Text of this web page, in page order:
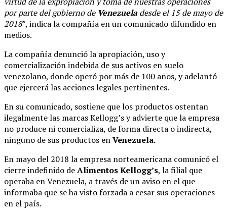
por parte del gobierno de Venezuela desde el 15 de mayo de
2018″, indica la compañía en un comunicado difundido en
medios.
La compañía denunció la apropiación, uso y
comercialización indebida de sus activos en suelo
venezolano, donde operó por más de 100 años, y adelantó
que ejercerá las acciones legales pertinentes.
En su comunicado, sostiene que los productos ostentan
ilegalmente las marcas Kellogg’s y advierte que la empresa
no produce ni comercializa, de forma directa o indirecta,
ninguno de sus productos enVenezuela.
En mayo del 2018 la empresa norteamericana comunicó el
cierre indefinido deAlimentos Kellogg’s, la filial que
operaba en Venezuela, a través de un aviso en el que
informaba que se ha visto forzada a cesar sus operaciones
en el país.